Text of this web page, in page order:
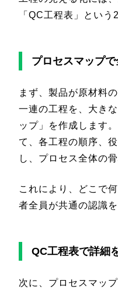
「QC工程表」という
プロセスマップ
まず、製品が原材料
一連の工程を、大き
ップ」を作成します
て、各工程の順序、
し、プロセス全体の
これにより、どこで
者全員が共通の認識
QC工程表で詳細
次に、プロセスマッ